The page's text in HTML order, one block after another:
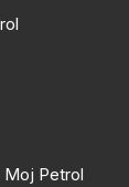
Moj Petrol